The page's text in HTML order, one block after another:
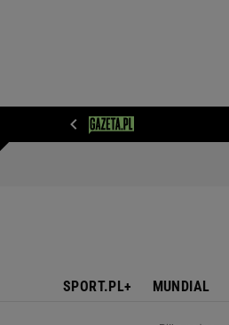
SPORT.PL+ MUNDIAL